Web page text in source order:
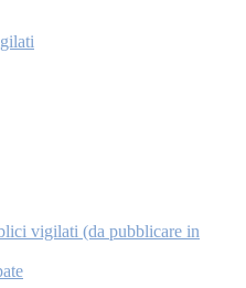
vigilati (da pubblicare in